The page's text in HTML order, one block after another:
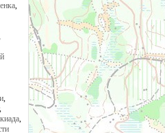
,
,
,
,